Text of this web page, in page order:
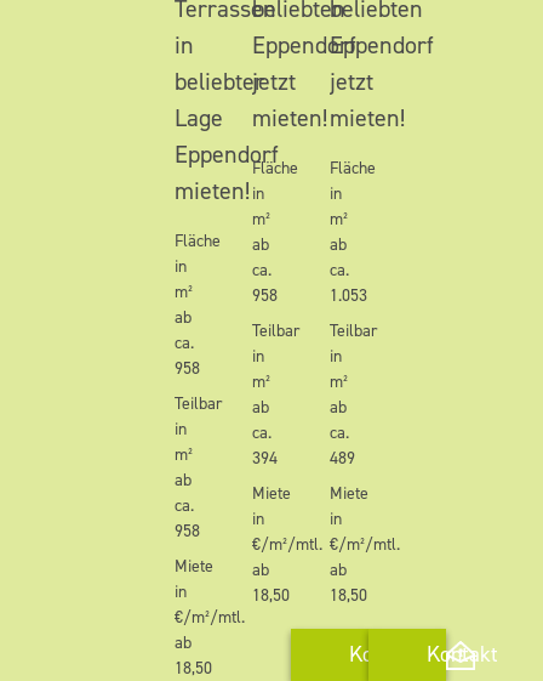
Terrassen
in
beliebter
Lage
Eppendorf
mieten!
Fläche
in
m²
ab
ca.
958
Teilbar
in
m²
ab
ca.
958
Miete
in
€/m²/mtl.
ab
18,50
beliebten
Eppendorf
jetzt
mieten!
Fläche
in
m²
ab
ca.
958
Teilbar
in
m²
ab
ca.
394
Miete
in
€/m²/mtl.
ab
18,50
Kontakt
beliebten
Eppendorf
jetzt
mieten!
Fläche
in
m²
ab
ca.
1.053
Teilbar
in
m²
ab
ca.
489
Miete
in
€/m²/mtl.
ab
18,50
Kontakt